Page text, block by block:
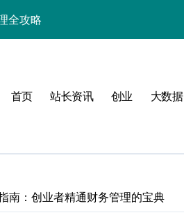
全攻略
集群的科技分类实践
首页 站长资讯 创业 大数据
南：创业者精通财务管理的宝典